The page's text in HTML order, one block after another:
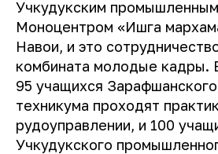
Учкудукским
Моноцентром «Ишга
Навои, и это
комбината молодые кадры.
95 учащихся
техникума проходят
рудоуправлении, и 100
Учкудукского